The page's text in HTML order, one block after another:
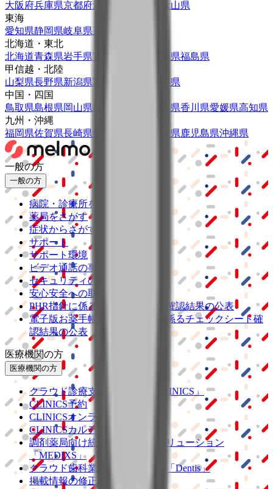
大阪府兵庫県京都府滋賀県
和歌山県
東海
愛知県静岡県岐阜県三重県
北海道・東北
北海道青森県岩手県宮城県 山形県福島県
甲信越・北陸
山梨県長野県新潟県富山県
福井県
中国・四国
鳥取県島根県岡山県 徳島県香川県愛媛県高知県
九州・沖縄
福岡県佐賀県長崎県 宮崎県鹿児島県沖縄県
一般の方
一般の方
病院・診療所をさがす
薬局をさがす
症状からさがす
サポート
サポート環境
ビデオ通話の事前テスト
セキュリティの取り組み
安心安全への取り組み
PHR指針に係るチェックシート確認結果の公表
電子版お薬手帳ガイドラインに係るチェックシート確
認結果の公表
医療機関の方
医療機関の方
クラウド診療支援システム
「CLINICS」
CLINICS予約
CLINICSオンライン診療
CLINICSカルテ
調剤薬局向け統合型クラウドソリューション
「MEDIXS」
クラウド歯科業務
「Dentis」
掲載情報の修正・削除はこちら